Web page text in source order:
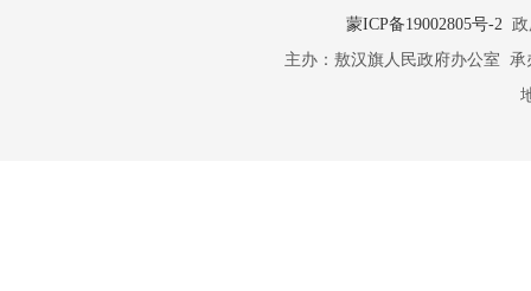
蒙ICP备19002805号-2政
主办：敖汉旗人民政府办公室